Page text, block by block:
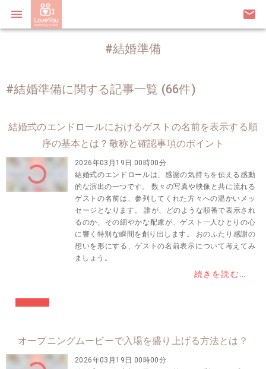
menu email
#結婚準備
#結婚準備に関する記事一覧 (66件)
結婚式のエンドロールにおけるゲストの名前を表示する順
序の基本とは？敬称と確認事項のポイント
2026年03月19日 00時00分
結婚式のエンドロールは、感謝の気持ちを伝える感動
的な演出の一つです。 数々の写真や映像と共に流れる
ゲストの名前は、参列してくれた方々への温かいメッ
セージとなります。 誰が、どのような順番で表示され
るのか、その細やかな配慮が、ゲスト一人ひとりの心
に響く特別な瞬間を創り出します。 おのふたり感謝の
想いを形にする、ゲストの名前表示について考えてみ
ましょう。
続きを読む…
オープニングムービーで入場を盛り上げる方法とは？
2026年03月19日 00時00分